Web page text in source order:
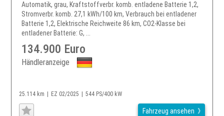
Automatik, grau, Kraftstoffverbr. komb. entladene Batterie 1,2,
Stromverbr. komb. 27,1 kWh/100 km, Verbrauch bei entladener
Batterie 1,2, Elektrische Reichweite 86 km, CO2-Klasse bei
entladener Batterie: G, ...
134.900 Euro
Händleranzeige
25.114 km EZ 02/2025 544 PS/400 kW
Fahrzeug ansehen